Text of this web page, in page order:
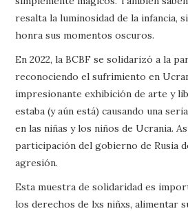
resalta la luminosidad de la infancia,
honra sus momentos oscuros.
En 2022, la BCBF se solidarizó a la
reconociendo el sufrimiento en
impresionante exhibición de arte y
estaba (y aún está) causando una
en las niñas y los niños de Ucrania.
participación del gobierno de Rusia
agresión.
Esta muestra de solidaridad es
los derechos de lxs niñxs, alimentar